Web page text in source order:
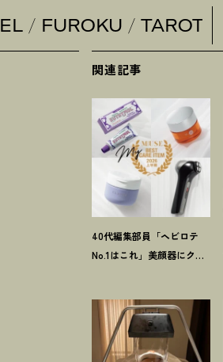
FUROKU TAROT
関連記事
40代編集部員「ヘビロテ
No.1はこれ」美顔器にク